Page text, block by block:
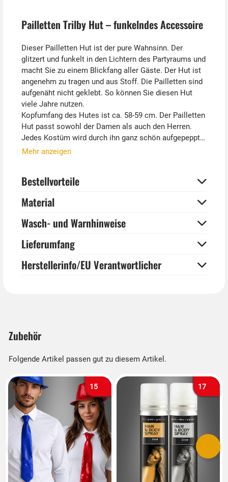
Pailletten Trilby Hut – funkelndes Accessoire
Dieser Pailletten Hut ist der pure Wahnsinn. Der
glitzert und funkelt in den Lichtern des Partyraums und
macht Sie zu einem Blickfang aller Gäste. Der Hut ist
angenehm zu tragen und aus Stoff. Die Pailletten sind
aufgenäht nicht geklebt. So können Sie diesen Hut
viele Jahre nutzen.
Kopfumfang des Hutes ist ca. 58-59 cm. Der Pailletten
Hut passt sowohl der Damen als auch den Herren.
Jedes Kostüm wird durch ihn ganz schön aufgepeppt.
weitere glitzernde Accessoires finden. Denken Sie nur
passt. Und mit der Pailletten Jacke ist das Karneval
Mehr anzeigen
Bestellvorteile
Material
Wasch- und Warnhinweise
Lieferumfang
Herstellerinfo/EU Verantwortlicher
Zubehör
Folgende Artikel passen gut zu diesem Artikel.
15 17
Vorherige